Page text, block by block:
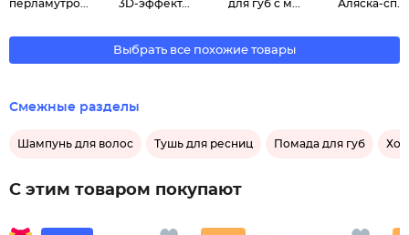
перламутро...
3D-эффект...
для губ c м...
Аляска-сп...
Выбрать все похожие товары
Смежные разделы
Шампунь для волос Тушь для ресниц Помада для губ
С этим товаром покупают